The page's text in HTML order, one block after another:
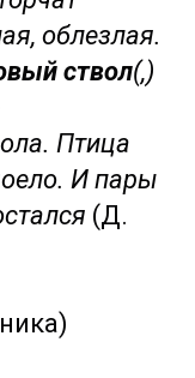
облезлая.
ствол(,)
Птица
И пары
(Д.